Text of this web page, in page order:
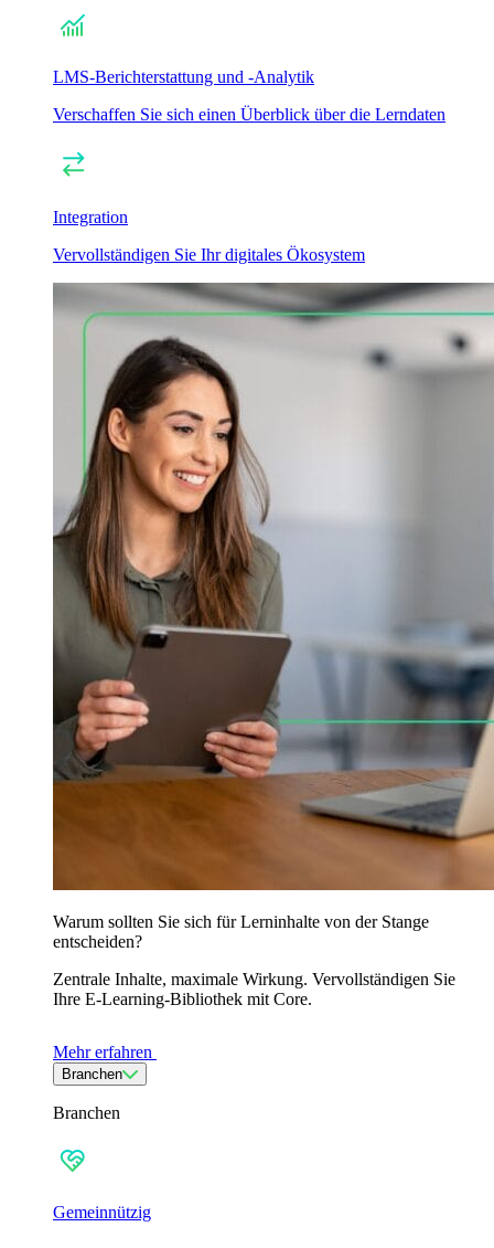
LMS-Berichterstattung und -Analytik
Verschaffen Sie sich einen Überblick über die Lerndaten
Integration
Vervollständigen Sie Ihr digitales Ökosystem
Warum sollten Sie sich für Lerninhalte von der Stange
entscheiden?
Zentrale Inhalte, maximale Wirkung. Vervollständigen Sie
Ihre E-Learning-Bibliothek mit Core.
Mehr erfahren
Branchen
Branchen
Gemeinnützig